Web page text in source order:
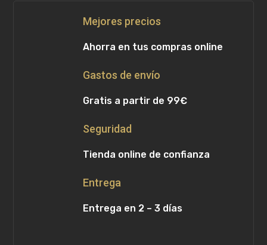
Mejores precios
Ahorra en tus compras online
Gastos de envío
Gratis a partir de 99€
Seguridad
Tienda online de confianza
Entrega
Entrega en 2 – 3 días